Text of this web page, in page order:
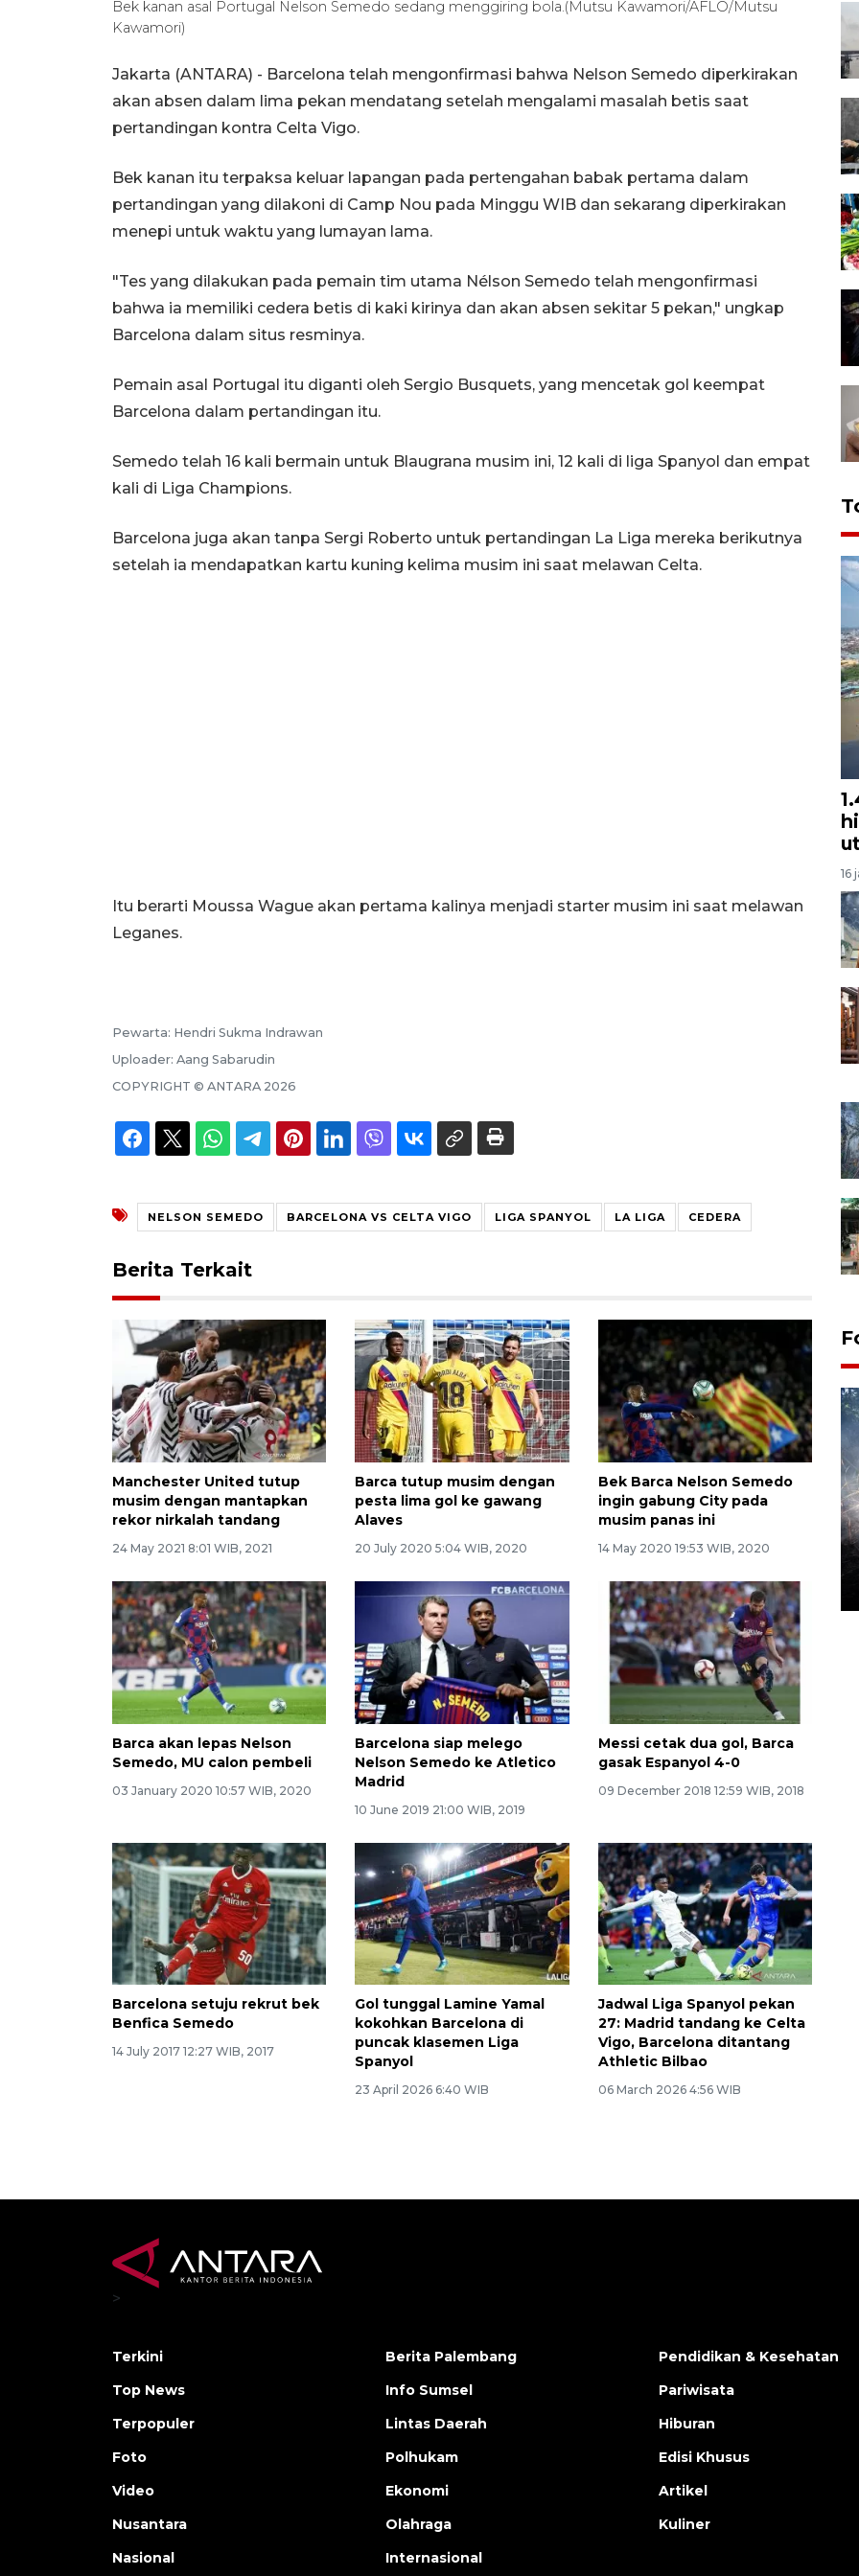
Bek kanan asal Portugal Nelson Semedo sedang menggiring bola.(Mutsu Kawamori/AFLO/Mutsu
Kawamori)
Jakarta (ANTARA) - Barcelona telah mengonfirmasi bahwa Nelson Semedo diperkirakan
akan absen dalam lima pekan mendatang setelah mengalami masalah betis saat
pertandingan kontra Celta Vigo.
Bek kanan itu terpaksa keluar lapangan pada pertengahan babak pertama dalam
pertandingan yang dilakoni di Camp Nou pada Minggu WIB dan sekarang diperkirakan
menepi untuk waktu yang lumayan lama.
"Tes yang dilakukan pada pemain tim utama Nélson Semedo telah mengonfirmasi
bahwa ia memiliki cedera betis di kaki kirinya dan akan absen sekitar 5 pekan," ungkap
Barcelona dalam situs resminya.
Pemain asal Portugal itu diganti oleh Sergio Busquets, yang mencetak gol keempat
Barcelona dalam pertandingan itu.
Semedo telah 16 kali bermain untuk Blaugrana musim ini, 12 kali di liga Spanyol dan empat
kali di Liga Champions.
Barcelona juga akan tanpa Sergi Roberto untuk pertandingan La Liga mereka berikutnya
setelah ia mendapatkan kartu kuning kelima musim ini saat melawan Celta.
Itu berarti Moussa Wague akan pertama kalinya menjadi starter musim ini saat melawan
Leganes.
Pewarta: Hendri Sukma Indrawan
Uploader: Aang Sabarudin
COPYRIGHT © ANTARA 2026
NELSON SEMEDO BARCELONA VS CELTA VIGO LIGA SPANYOL LA LIGA CEDERA
Berita Terkait
Manchester United tutup
musim dengan mantapkan
rekor nirkalah tandang
24 May 2021 8:01 WIB, 2021
Barca tutup musim dengan
pesta lima gol ke gawang
Alaves
20 July 2020 5:04 WIB, 2020
Bek Barca Nelson Semedo
ingin gabung City pada
musim panas ini
14 May 2020 19:53 WIB, 2020
Barca akan lepas Nelson
Semedo, MU calon pembeli
03 January 2020 10:57 WIB, 2020
Barcelona siap melego
Nelson Semedo ke Atletico
Madrid
10 June 2019 21:00 WIB, 2019
Messi cetak dua gol, Barca
gasak Espanyol 4-0
09 December 2018 12:59 WIB, 2018
Barcelona setuju rekrut bek
Benfica Semedo
14 July 2017 12:27 WIB, 2017
Gol tunggal Lamine Yamal
kokohkan Barcelona di
puncak klasemen Liga
Spanyol
23 April 2026 6:40 WIB
Jadwal Liga Spanyol pekan
27: Madrid tandang ke Celta
Vigo, Barcelona ditantang
Athletic Bilbao
06 March 2026 4:56 WIB
16
Alokasi anggaran untuk bibit
kopi arabika Gayo
15 June 2026 11:15 WIB
>
Terkini
Top News
Terpopuler
Foto
Video
Nusantara
Nasional
Berita Palembang
Info Sumsel
Lintas Daerah
Polhukam
Ekonomi
Olahraga
Internasional
Pendidikan & Kesehatan
Pariwisata
Hiburan
Edisi Khusus
Artikel
Kuliner